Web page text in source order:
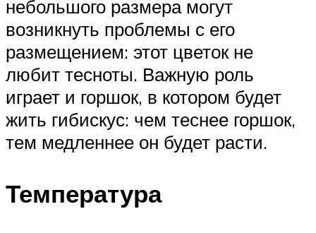
небольшого размера могут
возникнуть проблемы с его
размещением: этот цветок не
любит тесноты. Важную роль
играет и горшок, в котором будет
жить гибискус: чем теснее горшок,
тем медленнее он будет расти.
Температура